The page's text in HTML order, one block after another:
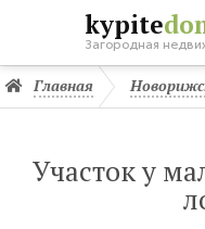
kypite
Загородная
Главная
Участок у